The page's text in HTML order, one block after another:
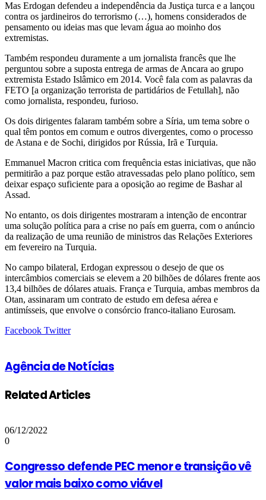
Mas Erdogan defendeu a independência da Justiça turca e a lançou
contra os jardineiros do terrorismo (…), homens considerados de
pensamento ou ideias mas que levam água ao moinho dos
extremistas.
Também respondeu duramente a um jornalista francês que lhe
perguntou sobre a suposta entrega de armas de Ancara ao grupo
extremista Estado Islâmico em 2014. Você fala com as palavras da
FETO [a organização terrorista de partidários de Fetullah], não
como jornalista, respondeu, furioso.
Os dois dirigentes falaram também sobre a Síria, um tema sobre o
qual têm pontos em comum e outros divergentes, como o processo
de Astana e de Sochi, dirigidos por Rússia, Irã e Turquia.
Emmanuel Macron critica com frequência estas iniciativas, que não
permitirão a paz porque estão atravessadas pelo plano político, sem
deixar espaço suficiente para a oposição ao regime de Bashar al
Assad.
No entanto, os dois dirigentes mostraram a intenção de encontrar
uma solução política para a crise no país em guerra, com o anúncio
da realização de uma reunião de ministros das Relações Exteriores
em fevereiro na Turquia.
No campo bilateral, Erdogan expressou o desejo de que os
intercâmbios comerciais se elevem a 20 bilhões de dólares frente aos
13,4 bilhões de dólares atuais. França e Turquia, ambas membros da
Otan, assinaram um contrato de estudo em defesa aérea e
antimísseis, que envolve o consórcio franco-italiano Eurosam.
Facebook TwitterGoogle+
LinkedIn
StumbleUpon
Tumblr
Pinterest
Reddit
VKontakte
Share
Print
Agência de Notícias
Related Articles
06/12/2022
0
Congresso defende PEC menor e transição vê
valor mais baixo como viável